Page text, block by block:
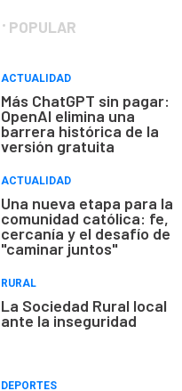
POPULAR
ACTUALIDAD
Más ChatGPT sin pagar:
OpenAI elimina una
barrera histórica de la
versión gratuita
ACTUALIDAD
Una nueva etapa para la
comunidad católica: fe,
cercanía y el desafío de
"caminar juntos"
RURAL
La Sociedad Rural local
ante la inseguridad
DEPORTES